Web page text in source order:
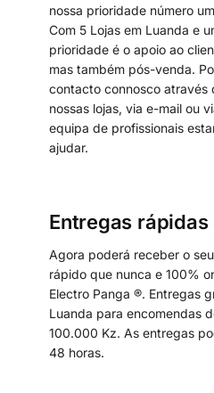
nossa prioridade número
Com 5 Lojas em Luanda e
prioridade é o apoio ao
mas também pós-venda.
contacto connosco através
nossas lojas, via e-mail ou
equipa de profissionais
ajudar.
Entregas
Agora poderá receber o
rápido que nunca e 100%
Electro Panga ®. Entregas
Luanda para encomendas
100.000 Kz. As entregas
48 horas.